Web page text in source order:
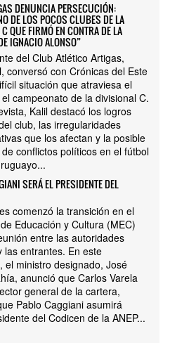
DENUNCIA PERSECUCIÓN:
DE LOS POCOS CLUBES DE LA
QUE FIRMÓ EN CONTRA DE LA
IGNACIO ALONSO”
del Club Atlético Artigas,
conversó con Crónicas del Este
situación que atraviesa el
campeonato de la divisional C.
Kalil destacó los logros
club, las irregularidades
que los afectan y la posible
conflictos políticos en el fútbol
SERÁ EL PRESIDENTE DEL
comenzó la transición en el
Educación y Cultura (MEC)
entre las autoridades
las entrantes. En este
el ministro designado, José
anunció que Carlos Varela
general de la cartera,
Pablo Caggiani asumirá
del Codicen de la ANEP...